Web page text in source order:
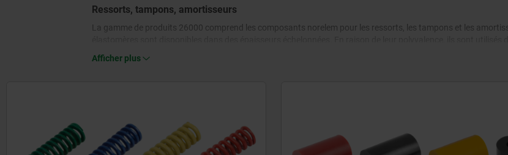
Ressorts, tampons, amortisseurs
La gamme de produits 26000 comprend les composants norelem pour les ressorts, les tampons et les
sont utilisés comme composants d'amortissement pour réduire les vibrations, les chocs et les oscillations
Afficher plus